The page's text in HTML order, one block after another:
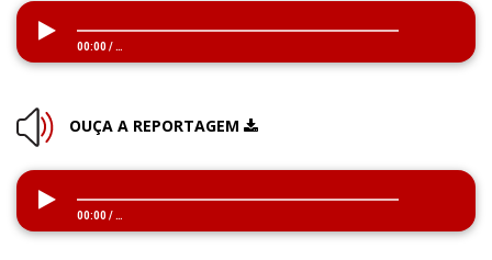
00:00/…
OUÇA A REPORTAGEM
00:00/ …